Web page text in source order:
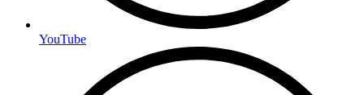
YouTube